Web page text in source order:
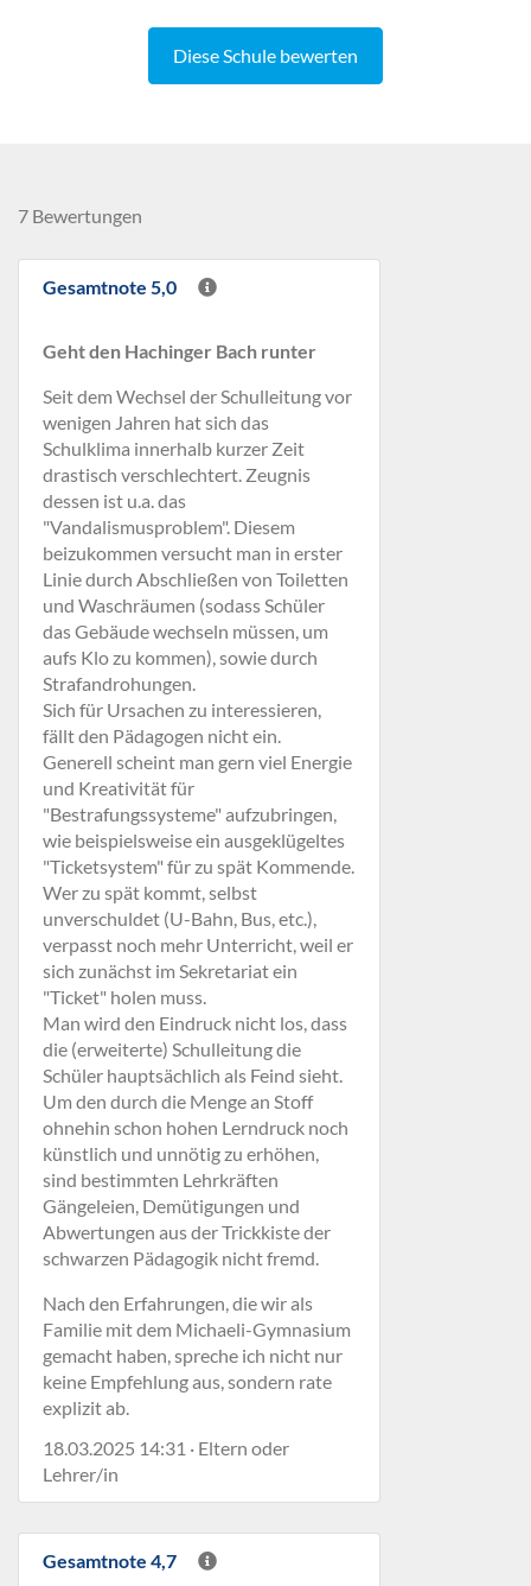
Diese Schule bewerten
7 Bewertungen
Gesamtnote 5,0
Geht den Hachinger Bach runter
Seit dem Wechsel der Schulleitung vor
wenigen Jahren hat sich das
Schulklima innerhalb kurzer Zeit
drastisch verschlechtert. Zeugnis
dessen ist u.a. das
"Vandalismusproblem". Diesem
beizukommen versucht man in erster
Linie durch Abschließen von Toiletten
und Waschräumen (sodass Schüler
das Gebäude wechseln müssen, um
aufs Klo zu kommen), sowie durch
Strafandrohungen.
Sich für Ursachen zu interessieren,
fällt den Pädagogen nicht ein.
Generell scheint man gern viel Energie
und Kreativität für
"Bestrafungssysteme" aufzubringen,
wie beispielsweise ein ausgeklügeltes
"Ticketsystem" für zu spät Kommende.
Wer zu spät kommt, selbst
unverschuldet (U-Bahn, Bus, etc.),
verpasst noch mehr Unterricht, weil er
sich zunächst im Sekretariat ein
"Ticket" holen muss.
Man wird den Eindruck nicht los, dass
die (erweiterte) Schulleitung die
Schüler hauptsächlich als Feind sieht.
Um den durch die Menge an Stoff
ohnehin schon hohen Lerndruck noch
künstlich und unnötig zu erhöhen,
sind bestimmten Lehrkräften
Gängeleien, Demütigungen und
Abwertungen aus der Trickkiste der
schwarzen Pädagogik nicht fremd.
Nach den Erfahrungen, die wir als
Familie mit dem Michaeli-Gymnasium
gemacht haben, spreche ich nicht nur
keine Empfehlung aus, sondern rate
explizit ab.
18.03.2025 14:31 · Eltern oder
Lehrer/in
Gesamtnote 4,7